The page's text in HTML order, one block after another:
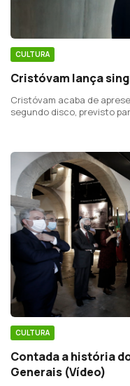
CULTURA
Cristóvam lança
Cristóvam acaba de
segundo disco, previsto
CULTURA
Contada a história
Generais (Vídeo)